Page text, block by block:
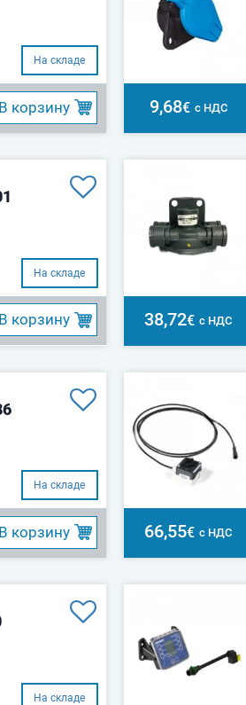
На складе
B корзину 9,68€ с НДС
На складе
B корзину 38,72€ с НДС
На складе
B корзину 66,55€ с НДС
На складе